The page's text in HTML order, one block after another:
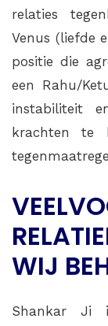
relaties
Venus (liefde
positie die
een Rahu/
instabiliteit
krachten te
WIJ
Shankar Ji